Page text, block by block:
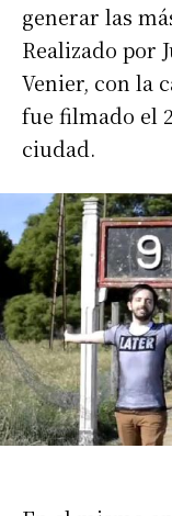
generar las
Realizado por
Venier, con la
fue filmado el
ciudad.